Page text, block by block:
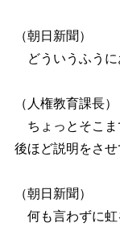
（朝日新聞）
どういうふうに
（人権教育課長）
ちょっとそこま
後ほど説明をさせ
（朝日新聞）
何も言わずに虹